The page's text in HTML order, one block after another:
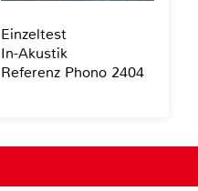
Einzeltest
In-Akustik
Referenz Phono 2404